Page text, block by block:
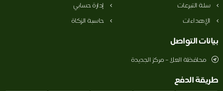
سلة التبرعات
إدارة حسابي
الإهداءات
حاسبة الزكاة
بيانات التواصل
محافظة العلا – مركز الجديدة
طريقة الدفع